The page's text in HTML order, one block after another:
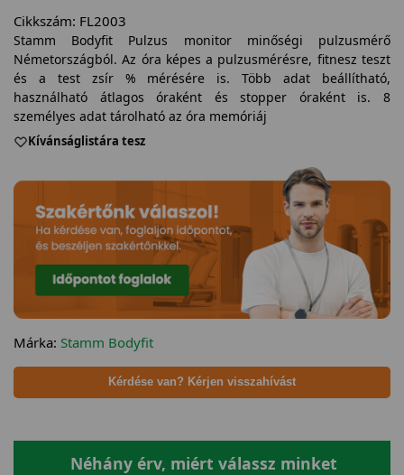
Cikkszám: FL2003
Stamm Bodyfit Pulzus monitor minőségi pulzusmérő
Németországból. Az óra képes a pulzusmérésre, fitnesz teszt
és a test zsír % mérésére is. Több adat beállítható,
használható átlagos óraként és stopper óraként is. 8
személyes adat tárolható az óra memóriáj
Kívánságlistára tesz
Márka: Stamm Bodyfit
Kérdése van? Kérjen visszahívást
Néhány érv, miért válassz minket